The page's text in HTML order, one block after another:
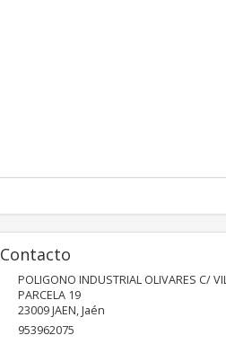
Contacto
POLIGONO INDUSTRIAL OLIVARES C/
PARCELA 19
23009JAEN,Jaén
953962075